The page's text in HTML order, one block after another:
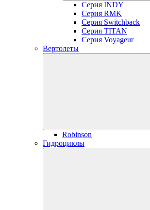
Серия INDY
Серия RMK
Серия Switchback
Серия TITAN
Серия Voyageur
Вертолеты
Robinson
Гидроциклы